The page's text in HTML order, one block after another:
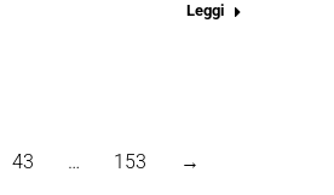
Leggi
43 … 153 →